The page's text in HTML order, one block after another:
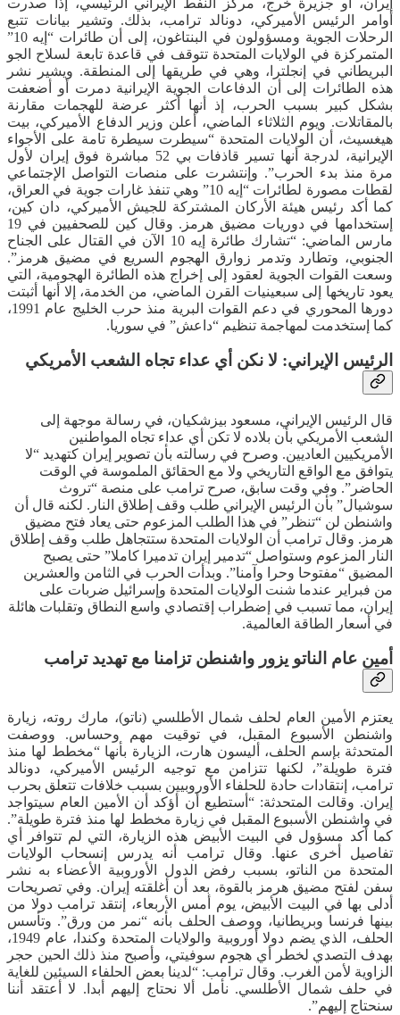
إيران، أو جزيرة خرج، مركز النفط الإيراني الرئيسي، إذا صدرت
أوامر الرئيس الأميركي، دونالد ترامب، بذلك. وتشير بيانات تتبع
الرحلات الجوية ومسؤولون في البنتاغون، إلى أن طائرات “إيه 10”
المتمركزة في الولايات المتحدة تتوقف في قاعدة تابعة لسلاح الجو
البريطاني في إنجلترا، وهي في طريقها إلى المنطقة. ويشير نشر
هذه الطائرات إلى أن الدفاعات الجوية الإيرانية دمرت أو أضعفت
بشكل كبير بسبب الحرب، إذ أنها أكثر عرضة للهجمات مقارنة
بالمقاتلات. ويوم الثلاثاء الماضي، أعلن وزير الدفاع الأميركي، بيت
هيغسيث، أن الولايات المتحدة “سيطرت سيطرة تامة على الأجواء
الإيرانية، لدرجة أنها تسير قاذفات بي 52 مباشرة فوق إيران لأول
مرة منذ بدء الحرب”. وإنتشرت على منصات التواصل الإجتماعي
لقطات مصورة لطائرات “إيه 10” وهي تنفذ غارات جوية في العراق،
كما أكد رئيس هيئة الأركان المشتركة للجيش الأميركي، دان كين،
إستخدامها في دوريات مضيق هرمز. وقال كين للصحفيين في 19
مارس الماضي: “تشارك طائرة إيه 10 الآن في القتال على الجناح
الجنوبي، وتطارد وتدمر زوارق الهجوم السريع في مضيق هرمز”.
وسعت القوات الجوية لعقود إلى إخراج هذه الطائرة الهجومية، التي
يعود تاريخها إلى سبعينيات القرن الماضي، من الخدمة، إلا أنها أثبتت
دورها المحوري في دعم القوات البرية منذ حرب الخليج عام 1991،
كما إستخدمت لمهاجمة تنظيم “داعش” في سوريا.
الرئيس الإيراني: لا نكن أي عداء تجاه الشعب الأمريكي
قال الرئيس الإيراني، مسعود بيزشكيان، في رسالة موجهة إلى
الشعب الأمريكي بأن بلاده لا تكن أي عداء تجاه المواطنين
الأمريكيين العاديين. وصرح في رسالته بأن تصوير إيران كتهديد “لا
يتوافق مع الواقع التاريخي ولا مع الحقائق الملموسة في الوقت
الحاضر”. وفي وقت سابق، صرح ترامب على منصة “تروث
سوشيال” بأن الرئيس الإيراني طلب وقف إطلاق النار. لكنه قال أن
واشنطن لن “تنظر” في هذا الطلب المزعوم حتى يعاد فتح مضيق
هرمز. وقال ترامب أن الولايات المتحدة ستتجاهل طلب وقف إطلاق
النار المزعوم وستواصل “تدمير إيران تدميرا كاملا” حتى يصبح
المضيق “مفتوحا وحرا وآمنا”. وبدأت الحرب في الثامن والعشرين
من فبراير عندما شنت الولايات المتحدة وإسرائيل ضربات على
إيران، مما تسبب في إضطراب إقتصادي واسع النطاق وتقلبات هائلة
في أسعار الطاقة العالمية.
أمين عام الناتو يزور واشنطن تزامنا مع تهديد ترامب
يعتزم الأمين العام لحلف شمال الأطلسي (ناتو)، مارك روته، زيارة
واشنطن الأسبوع المقبل، في توقيت مهم وحساس. ووصفت
المتحدثة بإسم الحلف، أليسون هارت، الزيارة بأنها “مخطط لها منذ
فترة طويلة”، لكنها تتزامن مع توجيه الرئيس الأميركي، دونالد
ترامب، إنتقادات حادة للحلفاء الأوروبيين بسبب خلافات تتعلق بحرب
إيران. وقالت ‌المتحدثة: “أستطيع أن أؤكد أن الأمين العام ‌سيتواجد
في ‌واشنطن الأسبوع المقبل في زيارة مخطط لها منذ فترة طويلة”.
كما أكد مسؤول في البيت الأبيض هذه الزيارة، التي لم ‌تتوافر أي
‌تفاصيل أخرى عنها. وقال ترامب أنه يدرس إنسحاب الولايات
المتحدة من الناتو، بسبب رفض الدول الأوروبية الأعضاء ‌به نشر
سفن لفتح مضيق هرمز بالقوة، بعد أن أغلقته إيران. وفي تصريحات
أدلى بها في البيت الأبيض، يوم أمس الأربعاء، إنتقد ترامب دولا من
بينها فرنسا وبريطانيا، ووصف الحلف بأنه “نمر من ورق”. وتأسس
الحلف، الذي يضم دولا أوروبية والولايات المتحدة وكندا، عام 1949،
بهدف التصدي لخطر أي هجوم سوفيتي، وأصبح منذ ذلك الحين حجر
الزاوية لأمن الغرب. وقال ترامب: “لدينا بعض الحلفاء السيئين للغاية
في ‌حلف شمال الأطلسي. نأمل ألا نحتاج إليهم أبدا. لا أعتقد أننا
سنحتاج إليهم”.